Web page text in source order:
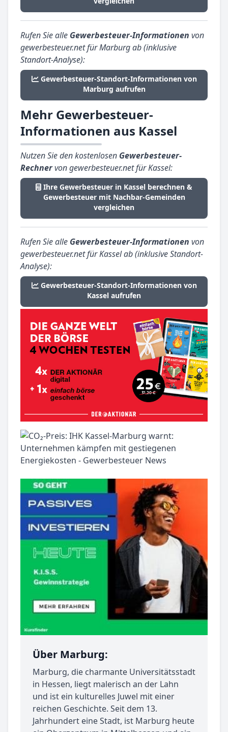
Rufen Sie alle Gewerbesteuer-Informationen von
gewerbesteuer.net für Marburg ab (inklusive
Standort-Analyse):
Gewerbesteuer-Standort-Informationen von
Marburg aufrufen
Mehr Gewerbesteuer-
Informationen aus Kassel
Nutzen Sie den kostenlosen Gewerbesteuer-
Rechnervon gewerbesteuer.net für Kassel:
Ihre Gewerbesteuer in Kassel berechnen &
Gewerbesteuer mit Nachbar-Gemeinden
vergleichen
Rufen Sie alle Gewerbesteuer-Informationen von
gewerbesteuer.net für Kassel ab (inklusive Standort-
Analyse):
Gewerbesteuer-Standort-Informationen von
Kassel aufrufen
Über Marburg:
Marburg, die charmante Universitätsstadt
in Hessen, liegt malerisch an der Lahn
und ist ein kulturelles Juwel mit einer
reichen Geschichte. Seit dem 13.
Jahrhundert eine Stadt, ist Marburg heute